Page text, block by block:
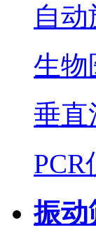
自
生物
垂直
PCR
振动